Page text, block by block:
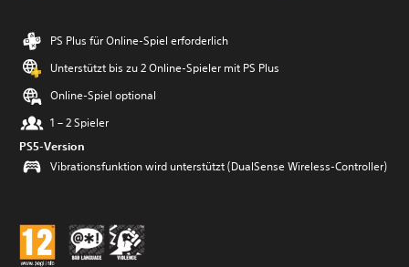
PS Plus für Online-Spiel erforderlich
Unterstützt bis zu 2 Online-Spieler mit PS Plus
Online-Spiel optional
1 – 2 Spieler
PS5-Version
Vibrationsfunktion wird unterstützt (DualSense Wireless-Controller)